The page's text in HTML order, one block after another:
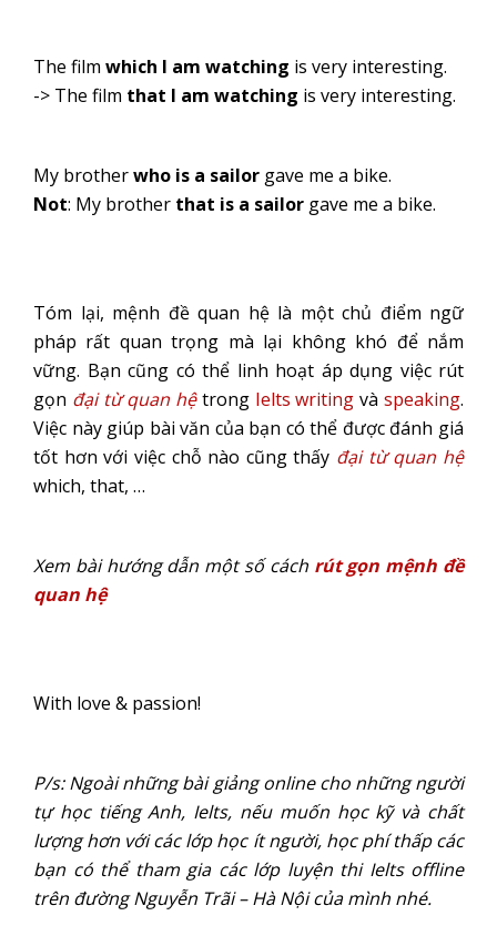
The film which I am watching is very interesting.
-> The film that I am watching is very interesting.
My brotherwho is a sailor gave me a bike.
Not: My brother that is a sailor gave me a bike.
Tóm lại, mệnh đề quan hệ là một chủ điểm ngữ
pháp rất quan trọng mà lại không khó để nắm
vững. Bạn cũng có thể linh hoạt áp dụng việc rút
gọn đại từ quan hệtrong Ielts writing vàspeaking.
Việc này giúp bài văn của bạn có thể được đánh giá
tốt hơn với việc chỗ nào cũng thấy đại từ quan hệ
which, that, …
Xem bài hướng dẫn một số cách rút gọn mệnh đề
quan hệ
With love & passion!
P/s: Ngoài những bài giảng online cho những người
tự học tiếng Anh, Ielts, nếu muốn học kỹ và chất
lượng hơn với các lớp học ít người, học phí thấp các
bạn có thể tham gia các lớp luyện thi Ielts offline
trên đường Nguyễn Trãi – Hà Nội của mình nhé.